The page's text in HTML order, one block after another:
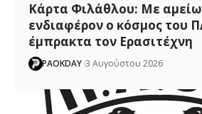
Κάρτα Φιλάθλου: Με
ενδιαφέρον ο κόσμος του
έμπρακτα τον Ερασιτέχνη
PAOKDAY 3 Αυγούστου 2026